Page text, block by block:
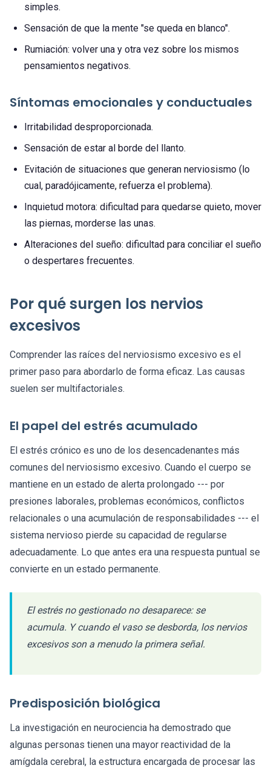
simples.
Sensación de que la mente "se queda en blanco".
Rumiación: volver una y otra vez sobre los mismos
pensamientos negativos.
Síntomas emocionales y conductuales
Irritabilidad desproporcionada.
Sensación de estar al borde del llanto.
Evitación de situaciones que generan nerviosismo (lo
cual, paradójicamente, refuerza el problema).
Inquietud motora: dificultad para quedarse quieto, mover
las piernas, morderse las unas.
Alteraciones del sueño: dificultad para conciliar el sueño
o despertares frecuentes.
Por qué surgen los nervios
excesivos
Comprender las raíces del nerviosismo excesivo es el
primer paso para abordarlo de forma eficaz. Las causas
suelen ser multifactoriales.
El papel del estrés acumulado
El estrés crónico es uno de los desencadenantes más
comunes del nerviosismo excesivo. Cuando el cuerpo se
mantiene en un estado de alerta prolongado --- por
presiones laborales, problemas económicos, conflictos
relacionales o una acumulación de responsabilidades --- el
sistema nervioso pierde su capacidad de regularse
adecuadamente. Lo que antes era una respuesta puntual se
convierte en un estado permanente.
El estrés no gestionado no desaparece: se
acumula. Y cuando el vaso se desborda, los nervios
excesivos son a menudo la primera señal.
Predisposición biológica
La investigación en neurociencia ha demostrado que
algunas personas tienen una mayor reactividad de la
amígdala cerebral, la estructura encargada de procesar las